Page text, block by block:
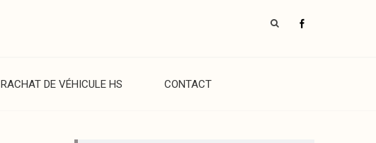
RACHAT DE VÉHICULE HS CONTACT